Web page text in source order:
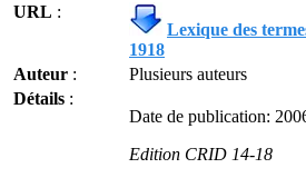
URL :
Lexique des
1918
Auteur :
Plusieurs auteurs
Détails :
Date de publication:
Edition CRID 14-18